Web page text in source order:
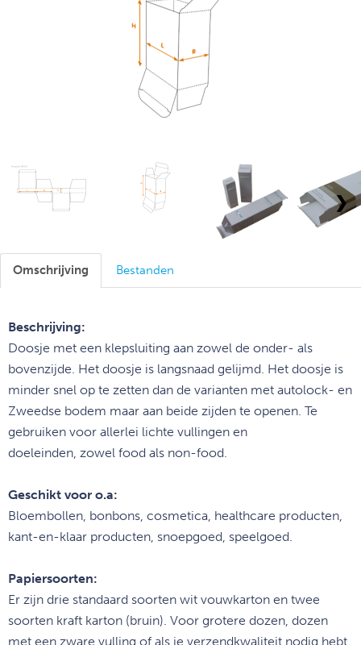
❯
Omschrijving Bestanden
Beschrijving:
Doosje met een klepsluiting aan zowel de onder- als
bovenzijde. Het doosje is langsnaad gelijmd. Het doosje is
minder snel op te zetten dan de varianten met autolock- en
Zweedse bodem maar aan beide zijden te openen. Te
gebruiken voor allerlei lichte vullingen en
doeleinden, zowel food als non-food.
Geschikt voor o.a:
Bloembollen, bonbons, cosmetica, healthcare producten,
kant-en-klaar producten, snoepgoed, speelgoed.
Papiersoorten:
Er zijn drie standaard soorten wit vouwkarton en twee
soorten kraft karton (bruin). Voor grotere dozen, dozen
met een zware vulling of als je verzendkwaliteit nodig hebt